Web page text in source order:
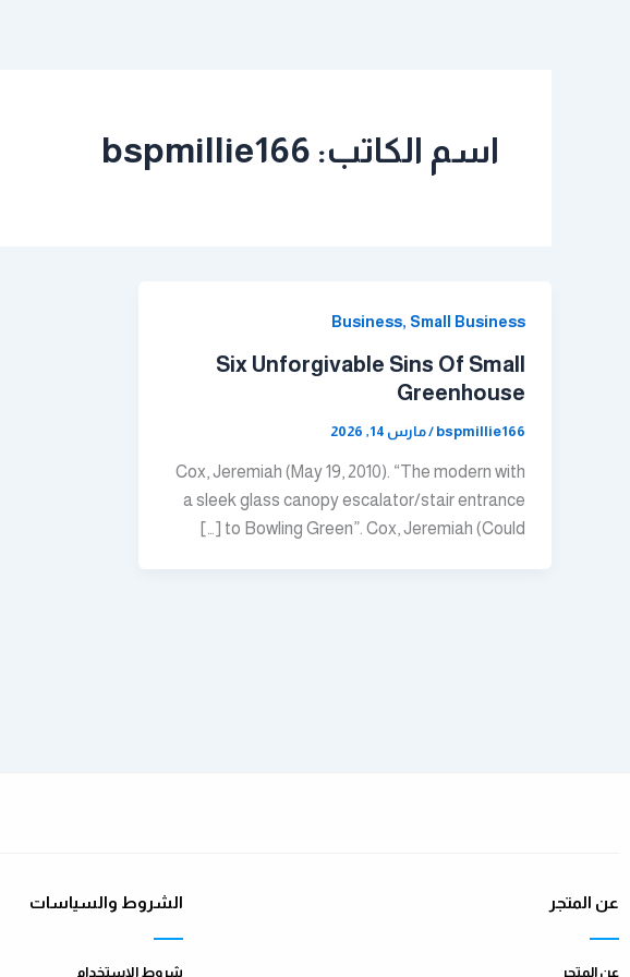
اسم الكاتب: bspmillie166
Business, Small Business
Six Unforgivable Sins Of Small
Greenhouse
bspmillie166
/مارس 14, 2026
Cox, Jeremiah (May 19, 2010). “The modern with
a sleek glass canopy escalator/stair entrance
to Bowling Green”. Cox, Jeremiah (Could […]
عن المتجر
عن المتجر
الشروط والسياسات
شروط الاستخدام